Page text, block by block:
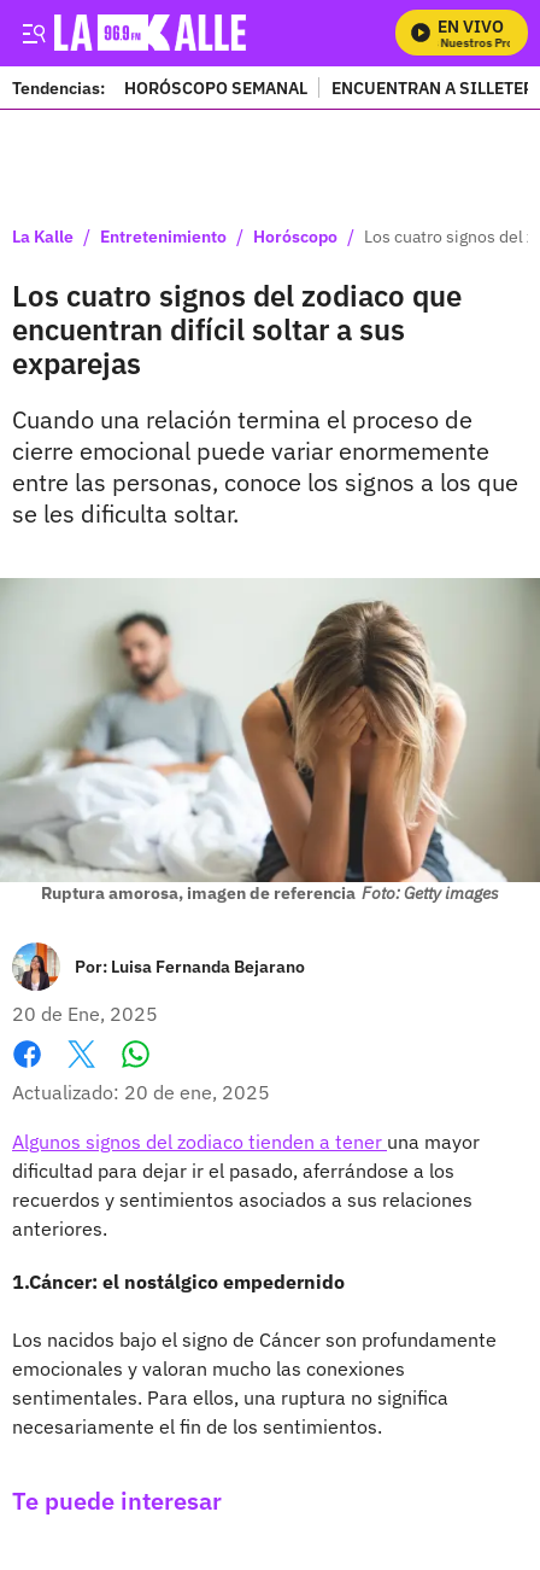
EN VIVO
Mira Todos Nuestros
Tendencias: HORÓSCOPO SEMANAL ENCUENTRAN A
La Kalle / Entretenimiento / Horóscopo / Los cuatro signos del
Los cuatro signos del zodiaco que
encuentran difícil soltar a sus
exparejas
Cuando una relación termina el proceso de
cierre emocional puede variar enormemente
entre las personas, conoce los signos a los que
se les dificulta soltar.
Ruptura amorosa, imagen de referencia Foto: Getty images
Por: Luisa Fernanda Bejarano
20 de Ene, 2025
Facebook
X
Actualizado: 20 de ene, 2025
Algunos signos del zodiaco tienden a tener una mayor
dificultad para dejar ir el pasado, aferrándose a los
recuerdos y sentimientos asociados a sus relaciones
anteriores.
1.Cáncer: el nostálgico empedernido
Los nacidos bajo el signo de Cáncer son profundamente
emocionales y valoran mucho las conexiones
sentimentales. Para ellos, una ruptura no significa
necesariamente el fin de los sentimientos.
Te puede interesar